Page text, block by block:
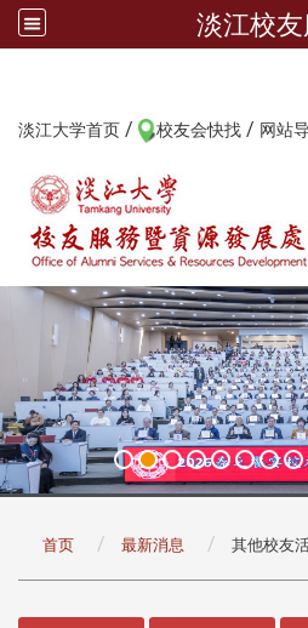
淡江校
淡江大学首页 / 校友会快找 / 网站
首页 最新消息 其他校友